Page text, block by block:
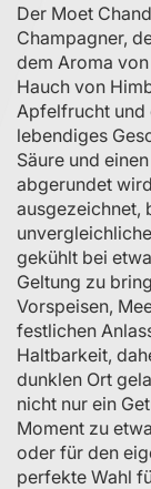
Der Moet
Champagner,
dem Aroma
Hauch von
Apfelfrucht und
lebendiges
Säure und
abgerundet
ausgezeichnet,
gekühlt bei
Geltung zu
Vorspeisen,
festlichen
Haltbarkeit,
dunklen Ort
nicht nur ein
Moment zu
oder für den
perfekte Wahl